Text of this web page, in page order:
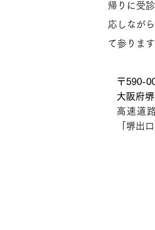
帰りに受
応しなが
て参ります
〒590-
大阪府
高速道
「堺出